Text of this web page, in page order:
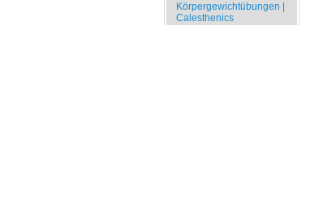
Körpergewichtübungen |
Calesthenics